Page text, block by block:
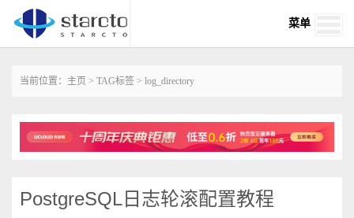
菜单
当前位置： 主页 > TAG标签 > log_directory
PostgreSQL日志轮滚配置教程